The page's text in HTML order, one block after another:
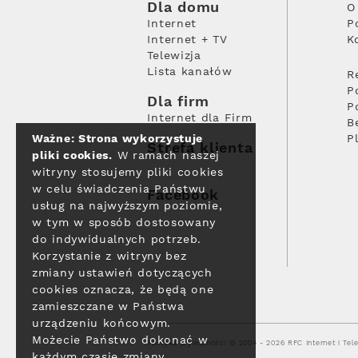
Dla domu
Internet
Internet + TV
Telewizja
Lista kanałów
Dla firm
Internet dla Firm
Strefa klienta
Facebook
Polityka prywatności © 2004 - 2026 RFC Internet i
Ważne: Strona wykorzystuje
pliki cookies. W ramach naszej
witryny stosujemy pliki cookies
w celu świadczenia Państwu
usług na najwyższym poziomie,
w tym w sposób dostosowany
do indywidualnych potrzeb.
Korzystanie z witryny bez
zmiany ustawień dotyczących
cookies oznacza, że będą one
zamieszczane w Państwa
urządzeniu końcowym.
Możecie Państwo dokonać w